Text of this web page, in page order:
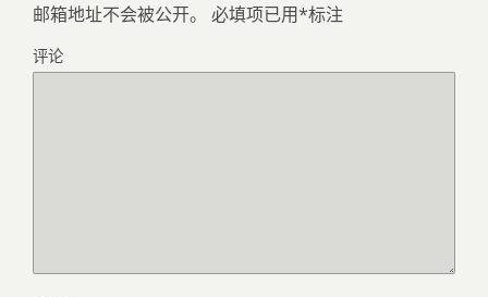
邮箱地址不会被公开。 必填项已用*标注
评论